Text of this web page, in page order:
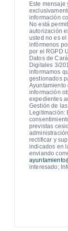
Este
información
No está
autorización
usted no es
infórmenos
por el RGPD
Datos de
Digitales 3/
informamos
gestionados
Ayuntamiento
información
expedientes
Gestión de
Legitimación:
previstas
rectificar y
indicados en
enviando
interesado;